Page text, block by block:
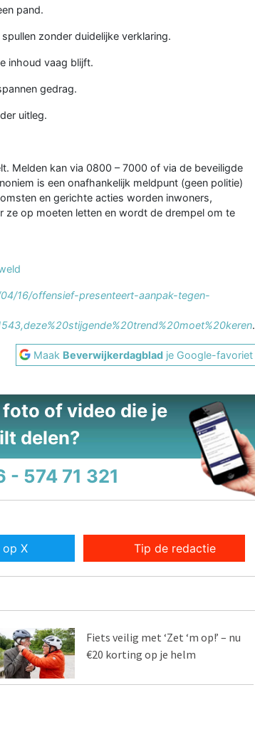
pand.
zonder duidelijke verklaring.
inhoud vaag blijft.
gedrag.
uitleg.
Melden kan via 0800 – 7000 of via de beveiligde
is een onafhankelijk meldpunt (geen politie)
en gerichte acties worden inwoners,
ze op moeten letten en wordt de drempel om te
16/offensief-presenteert-aanpak-tegen-
.
Maak Beverwijkerdagblad je Google-favoriet
of video die je
delen?
- 574 71 321
op X Tip de redactie
Fiets veilig met ‘Zet ‘m op!’ – nu
€20 korting op je helm